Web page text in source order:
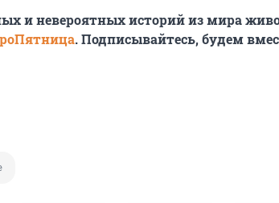
и невероятных историй из мира
. Подписывайтесь, будем